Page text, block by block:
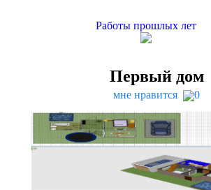
Работы прошлых лет
Первый дом
мне нравится 0